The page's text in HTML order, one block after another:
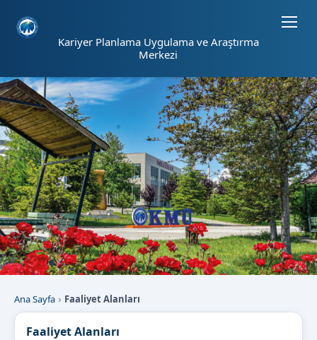
Kariyer Planlama Uygulama ve Araştırma
Merkezi
Ana Sayfa Faaliyet Alanları
Faaliyet Alanları